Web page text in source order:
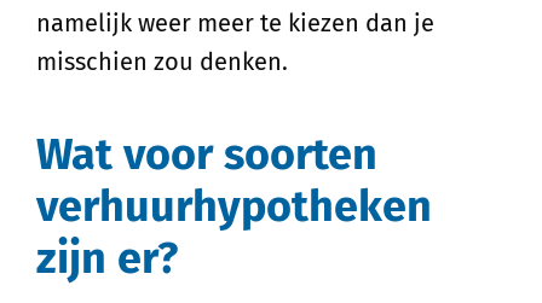
namelijk weer meer te kiezen dan je
misschien zou denken.
Wat voor soorten
verhuurhypotheken
zijn er?